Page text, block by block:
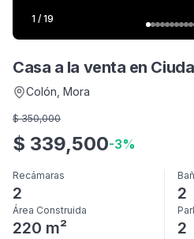
1 / 19
Casa a la venta en
Colón , Mora
$ 350,000
$ 339,500-3%
Recámaras
2 2
Área Construida
220 m² 2